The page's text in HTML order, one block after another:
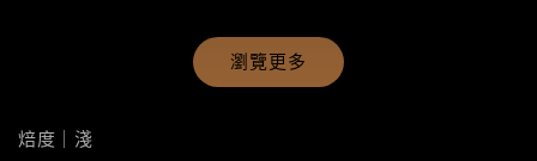
瀏覽更多
焙度｜淺